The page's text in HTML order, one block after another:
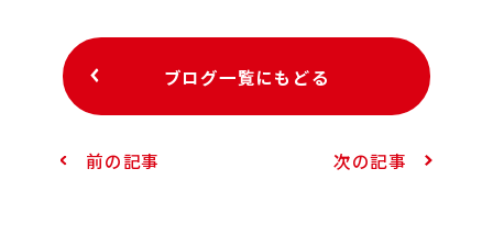
前の記事
ブログ一覧にもどる
次の記事